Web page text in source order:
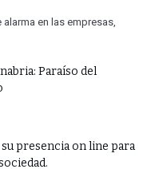
en las empresas,
Paraíso del
presencia on line para